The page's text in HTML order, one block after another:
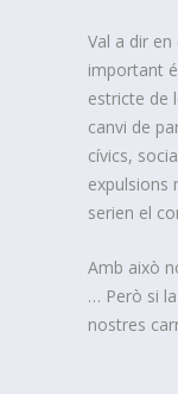
Val a dir
important
estricte de
canvi de
cívics,
expulsions
serien el
Amb això
… Però si
nostres